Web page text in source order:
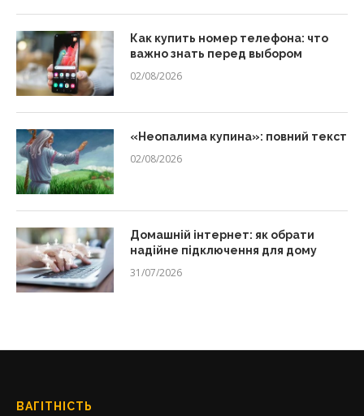
Как купить номер телефона: что
важно знать перед выбором
02/08/2026
«Неопалима купина»: повний текст
02/08/2026
Домашній інтернет: як обрати
надійне підключення для дому
31/07/2026
ВАГІТНІСТЬ